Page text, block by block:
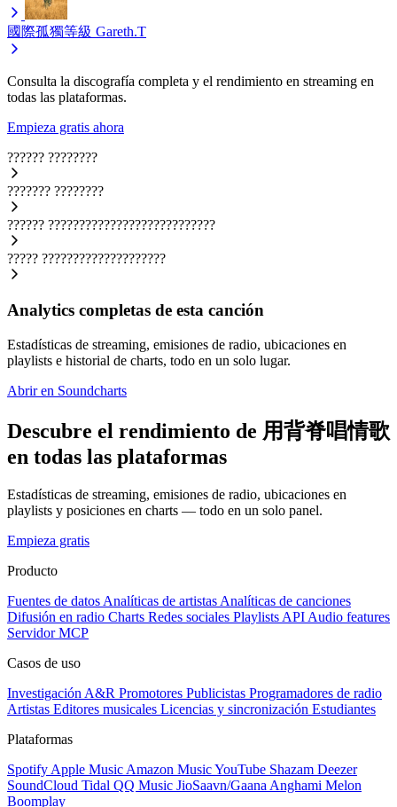
國際孤獨等級 Gareth.T
Consulta la discografía completa y el rendimiento en streaming en
todas las plataformas.
Empieza gratis ahora
?????? ????????
??????? ????????
?????? ???????????????????????????
????? ????????????????????
Analytics completas de esta canción
Estadísticas de streaming, emisiones de radio, ubicaciones en
playlists e historial de charts, todo en un solo lugar.
Abrir en Soundcharts
Descubre el rendimiento de 用背脊唱情歌
en todas las plataformas
Estadísticas de streaming, emisiones de radio, ubicaciones en
playlists y posiciones en charts — todo en un solo panel.
Empieza gratis
Producto
Fuentes de datos Analíticas de artistas Analíticas de canciones
Difusión en radio Charts Redes sociales Playlists API Audio features
Servidor MCP
Casos de uso
Investigación A&R Promotores Publicistas Programadores de radio
Artistas Editores musicales Licencias y sincronización Estudiantes
Plataformas
Spotify Apple Music Amazon MusicYouTube Shazam Deezer
SoundCloud Tidal QQ Music JioSaavn/Gaana Anghami Melon
Boomplay